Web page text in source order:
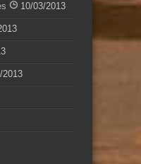
10/03/2013
2013